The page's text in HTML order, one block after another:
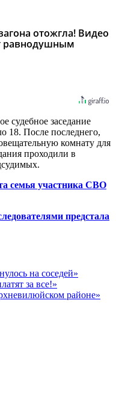
отожгла! Видео
равнодушным
судебное заседание
18. После последнего,
комнату для
проходили в
семья участника СВО
предстала
на соседей»
за все!»
районе»